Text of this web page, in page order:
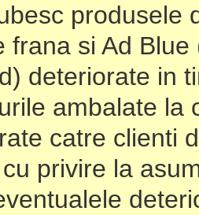
produsele
frana si Ad
deteriorate in
ambalate la
catre clienti
privire la